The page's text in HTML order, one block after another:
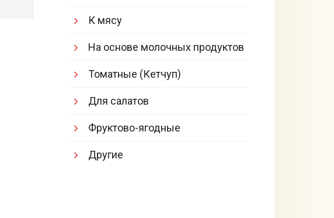
К мясу
На основе молочных продуктов
Томатные (Кетчуп)
Для салатов
Фруктово-ягодные
Другие